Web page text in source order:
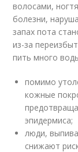
волосами,
болезни,
запах пота
из-за
пить много
помимо
кожные
эпидермиса;
люди,
снижают